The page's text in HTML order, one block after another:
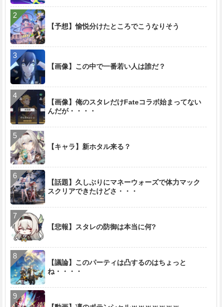
【予想】愉悦分けたところでこうなりそう
【画像】この中で一番若い人は誰だ？
【画像】俺のスタレだけFateコラボ始まってない
んだが・・・・
【キャラ】新ホタル来る？
【話題】久しぶりにマネーウォーズで体力マック
スクリアできたけどさ・・・
【悲報】スタレの防御は本当に何?
【議論】このパーティは凸するのはちょっと
ね・・・・